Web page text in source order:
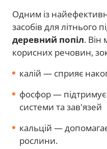
Одним із
засобів для літнього
деревний попіл. Він
корисних речовин,
калій — сприяє
фосфор —
системи та зав'язей
кальцій —
рослини.